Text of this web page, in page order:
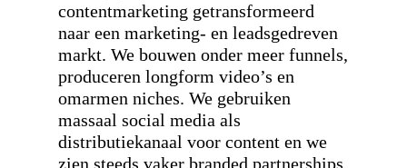
contentmarketing getransformeerd
naar een marketing- en leadsgedreven
markt. We bouwen onder meer funnels,
produceren longform video’s en
omarmen niches. We gebruiken
massaal social media als
distributiekanaal voor content en we
zien steeds vaker branded partnerships